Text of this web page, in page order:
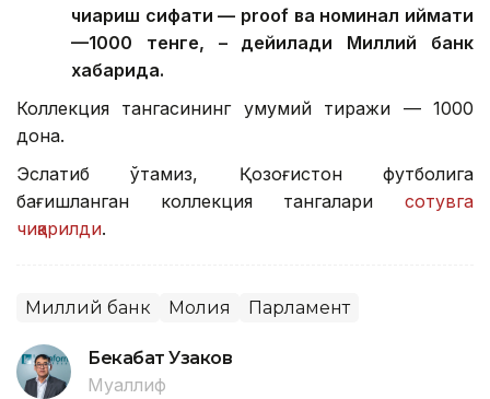
чиқариш сифати — proof ва номинал қиймати
—1000 тенге, – дейилади Миллий банк
хабарида.
Коллекция тангасининг умумий тиражи — 1000
дона.
Эслатиб ўтамиз, Қозоғистон футболига
бағишланган коллекция тангалари сотувга
чиқарилди.
Миллий банк Молия Парламент
Бекабат Узаков
Муаллиф